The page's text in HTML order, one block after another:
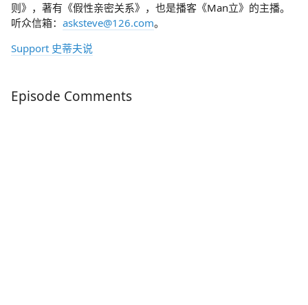
则》，著有《假性亲密关系》，也是播客《Man立》的主播。
听众信箱： asksteve@126.com。
Support 史蒂夫说
Episode Comments